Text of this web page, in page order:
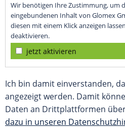
Wir benötigen Ihre Zustimmung, um
eingebundenen Inhalt von Glomex
diesen mit einem Klick anzeigen
deaktivieren.
jetzt aktivieren
Ich bin damit einverstanden,
angezeigt werden. Damit
Daten an Drittplattformen
dazu in unseren